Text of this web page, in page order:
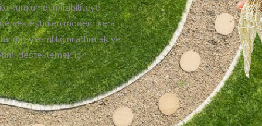
kurulumdan fizibiliteye
modern sera
verimliliğini artırmak ve
desteklemek için